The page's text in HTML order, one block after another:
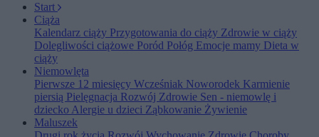
Start
Ciąża
Kalendarz ciąży Przygotowania do ciąży Zdrowie w ciąży
Dolegliwości ciążowe Poród Połóg Emocje mamy Dieta w
ciąży
Niemowlęta
Pierwsze 12 miesięcy Wcześniak Noworodek Karmienie
piersią Pielęgnacja Rozwój Zdrowie Sen - niemowlę i
dziecko Alergie u dzieci Ząbkowanie Żywienie
Maluszek